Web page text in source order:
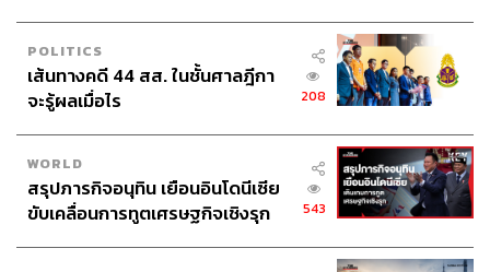
POLITICS
เส้นทางคดี 44 สส. ในชั้นศาลฎีกา
จะรู้ผลเมื่อไร
208
WORLD
สรุปภารกิจอนุทิน เยือนอินโดนีเซีย
ขับเคลื่อนการทูตเศรษฐกิจเชิงรุก
543